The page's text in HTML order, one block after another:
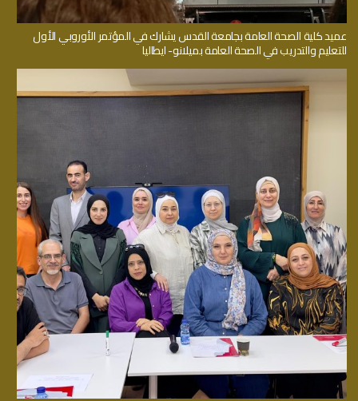
عميد كلية الصحة العامة بجامعة القدس يشارك في المؤتمر الأوروبي الأول
للتعليم والتدريب في الصحة العامة بميلانو- ايطاليا